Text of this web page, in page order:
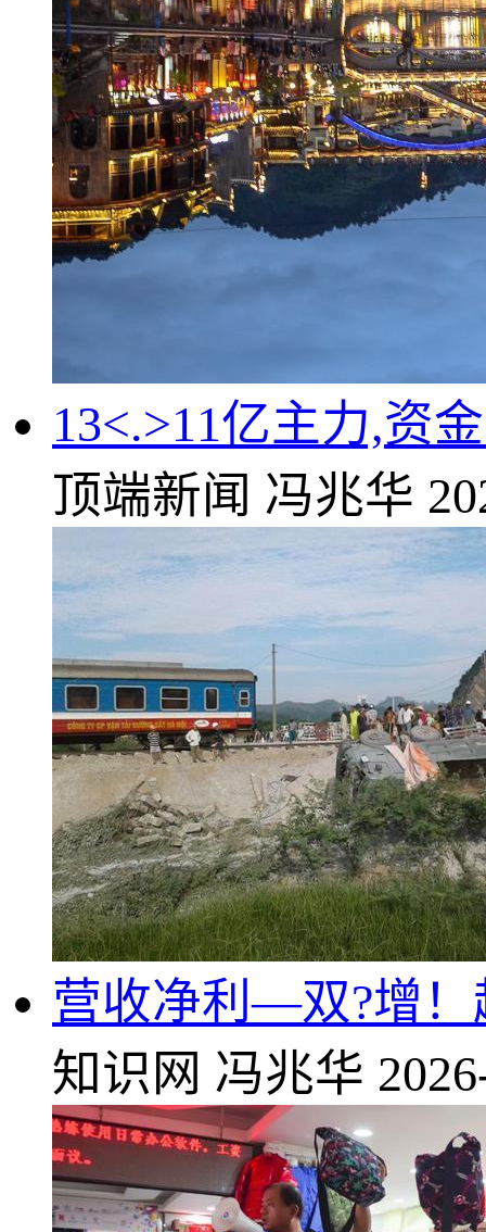
13<.>11亿主力,资
顶端新闻 冯兆华
营收净利—双?增！
知识网 冯兆华